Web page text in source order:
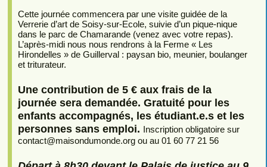
Cette journée commencera par une visite guidée de la
Verrerie d’art de Soisy-sur-Ecole, suivie d’un pique-nique
dans le parc de Chamarande (venez avec votre repas).
L’après-midi nous nous rendrons à la Ferme « Les
Hirondelles » de Guillerval : paysan bio, meunier, boulanger
et triturateur.
Une contribution de 5 € aux frais de la
journée sera demandée. Gratuité pour les
enfants accompagnés, les étudiant.e.s et les
personnes sans emploi. Inscription obligatoire sur
contact@maisondumonde.org ou au 01 60 77 21 56